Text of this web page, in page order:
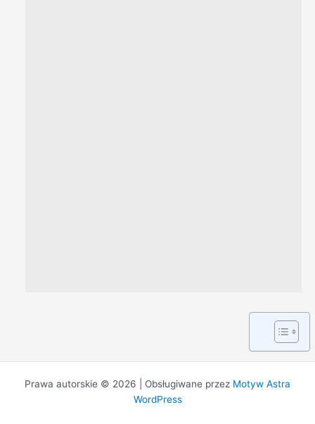
Prawa autorskie © 2026 | Obsługiwane przez Motyw Astra
WordPress